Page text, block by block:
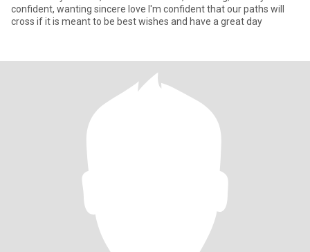
confident, wanting sincere love I'm confident that our paths will
cross if it is meant to be best wishes and have a great day